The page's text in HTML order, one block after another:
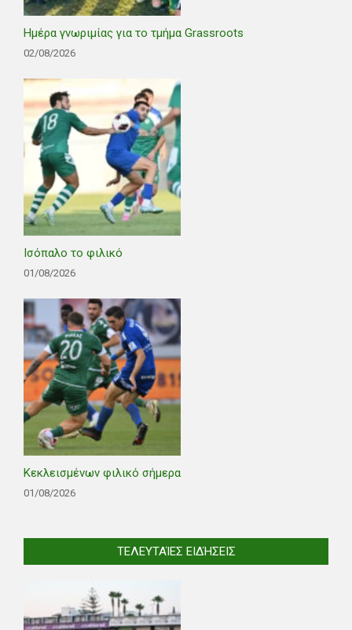
Ημέρα γνωριμίας για το τμήμα Grassroots
02/08/2026
Ισόπαλο το φιλικό
01/08/2026
Κεκλεισμένων φιλικό σήμερα
01/08/2026
ΤΕΛΕΥΤΑΊΕΣ ΕΙΔΉΣΕΙΣ